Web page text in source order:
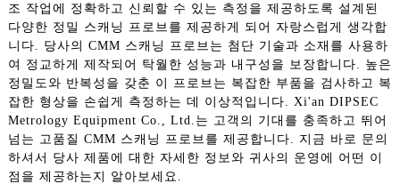
조 작업에 정확하고 신뢰할 수 있는 측정을 제공하도록 설계된
다양한 정밀 스캐닝 프로브를 제공하게 되어 자랑스럽게 생각합
니다. 당사의 CMM 스캐닝 프로브는 첨단 기술과 소재를 사용하
여 정교하게 제작되어 탁월한 성능과 내구성을 보장합니다. 높은
정밀도와 반복성을 갖춘 이 프로브는 복잡한 부품을 검사하고 복
잡한 형상을 손쉽게 측정하는 데 이상적입니다. Xi'an DIPSEC
Metrology Equipment Co., Ltd.는 고객의 기대를 충족하고 뛰어
넘는 고품질 CMM 스캐닝 프로브를 제공합니다. 지금 바로 문의
하셔서 당사 제품에 대한 자세한 정보와 귀사의 운영에 어떤 이
점을 제공하는지 알아보세요.